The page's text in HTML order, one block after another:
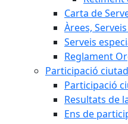
Carta de
Àrees,
Serveis
Reglament
Participació
Participació
Resultats de
Ens de